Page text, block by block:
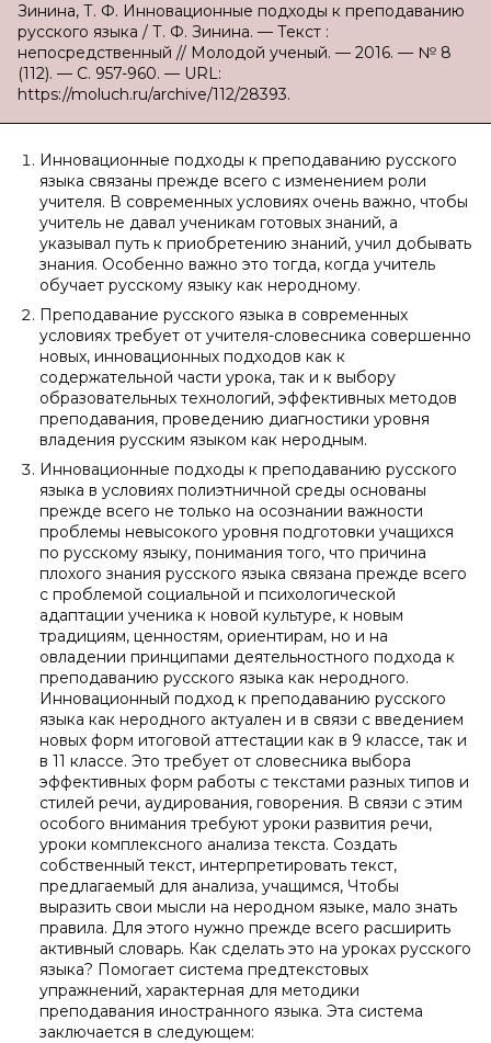
Зинина, Т. Ф. Инновационные подходы к преподаванию
русского языка / Т. Ф. Зинина. — Текст :
непосредственный // Молодой ученый. — 2016. — № 8
(112). — С. 957-960. — URL:
https://moluch.ru/archive/112/28393.
Инновационные подходы к преподаванию русского
языка связаны прежде всего с изменением роли
учителя. В современных условиях очень важно, чтобы
учитель не давал ученикам готовых знаний, а
указывал путь к приобретению знаний, учил добывать
знания. Особенно важно это тогда, когда учитель
обучает русскому языку как неродному.
Преподавание русского языка в современных
условиях требует от учителя-словесника совершенно
новых, инновационных подходов как к
содержательной части урока, так и к выбору
образовательных технологий, эффективных методов
преподавания, проведению диагностики уровня
владения русским языком как неродным.
Инновационные подходы к преподаванию русского
языка в условиях полиэтничной среды основаны
прежде всего не только на осознании важности
проблемы невысокого уровня подготовки учащихся
по русскому языку, понимания того, что причина
плохого знания русского языка связана прежде всего
с проблемой социальной и психологической
адаптации ученика к новой культуре, к новым
традициям, ценностям, ориентирам, но и на
овладении принципами деятельностного подхода к
преподаванию русского языка как неродного.
Инновационный подход к преподаванию русского
языка как неродного актуален и в связи с введением
новых форм итоговой аттестации как в 9 классе, так и
в 11 классе. Это требует от словесника выбора
эффективных форм работы с текстами разных типов и
стилей речи, аудирования, говорения. В связи с этим
особого внимания требуют уроки развития речи,
уроки комплексного анализа текста. Создать
собственный текст, интерпретировать текст,
предлагаемый для анализа, учащимся, Чтобы
выразить свои мысли на неродном языке, мало знать
правила. Для этого нужно прежде всего расширить
активный словарь. Как сделать это на уроках русского
языка? Помогает система предтекстовых
упражнений, характерная для методики
преподавания иностранного языка. Эта система
заключается в следующем: